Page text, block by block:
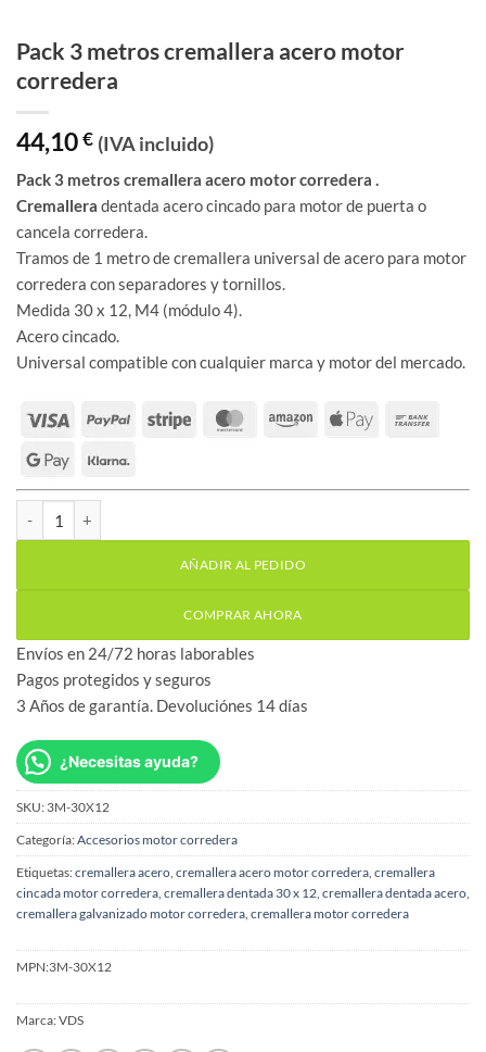
Pack 3 metros cremallera acero motor
corredera
44,10€ (IVA incluido)
Pack 3 metros cremallera acero motor corredera .
Cremallera dentada acero cincado para motor de puerta o
cancela corredera.
Tramos de 1 metro de cremallera universal de acero para motor
corredera con separadores y tornillos.
Medida 30 x 12, M4 (módulo 4).
Acero cincado.
Universal compatible con cualquier marca y motor del mercado.
Pack 3 metros cremallera acero motor corredera cantidad
AÑADIR AL PEDIDO
COMPRAR AHORA
Envíos en 24/72 horas laborables
Pagos protegidos y seguros
3 Años de garantía. Devoluciónes 14 días
¿Necesitas ayuda?
SKU: 3M-30X12
Categoría:Accesorios motor corredera
Etiquetas:cremallera acero cremallera acero motor corredera cremallera
cincada motor corredera cremallera dentada 30 x 12 cremallera dentada acero
cremallera galvanizado motor corredera cremallera motor corredera
MPN:3M-30X12
Marca:VDS